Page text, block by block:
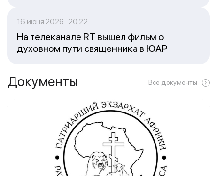
16 июня 2026 20:22
На телеканале RT вышел фильм о
духовном пути священника в ЮАР
Документы Все документы